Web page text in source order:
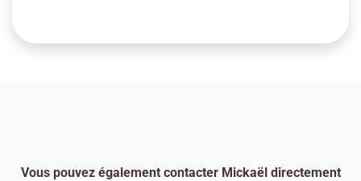
Vous pouvez également contacter Mickaël directement